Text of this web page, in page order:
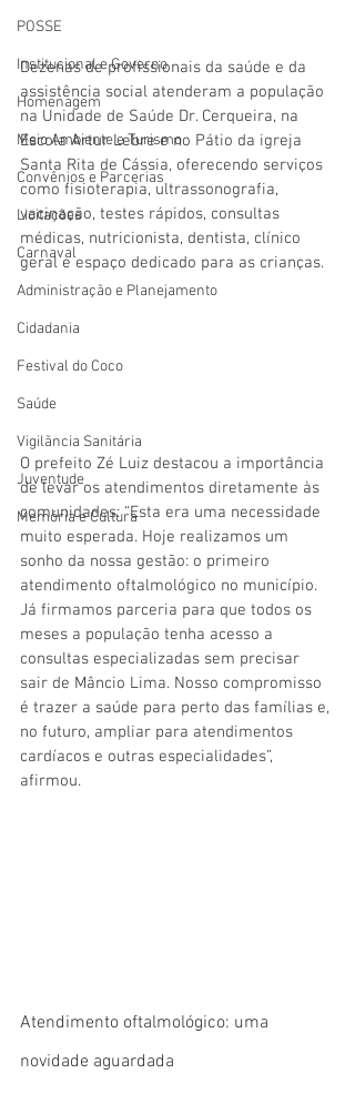
POSSE
Institucional e Governo
Homenagem
Meio Ambiente e Turismo
Convênios e Parcerias
Licitações
Carnaval
Administração e Planejamento
Cidadania
Festival do Coco
Saúde
Vigilãncia Sanitária
Juventude
Memória e Cultura
Dezenas de profissionais da saúde e da
assistência social atenderam a população
na Unidade de Saúde Dr. Cerqueira, na
Escola Artur Lebre e no Pátio da igreja
Santa Rita de Cássia, oferecendo serviços
como fisioterapia, ultrassonografia,
vacinação, testes rápidos, consultas
médicas, nutricionista, dentista, clínico
geral e espaço dedicado para as crianças.
O prefeito Zé Luiz destacou a importância
de levar os atendimentos diretamente às
comunidades: “Esta era uma necessidade
muito esperada. Hoje realizamos um
sonho da nossa gestão: o primeiro
atendimento oftalmológico no município.
Já firmamos parceria para que todos os
meses a população tenha acesso a
consultas especializadas sem precisar
sair de Mâncio Lima. Nosso compromisso
é trazer a saúde para perto das famílias e,
no futuro, ampliar para atendimentos
cardíacos e outras especialidades”,
afirmou.
Atendimento oftalmológico: uma
novidade aguardada